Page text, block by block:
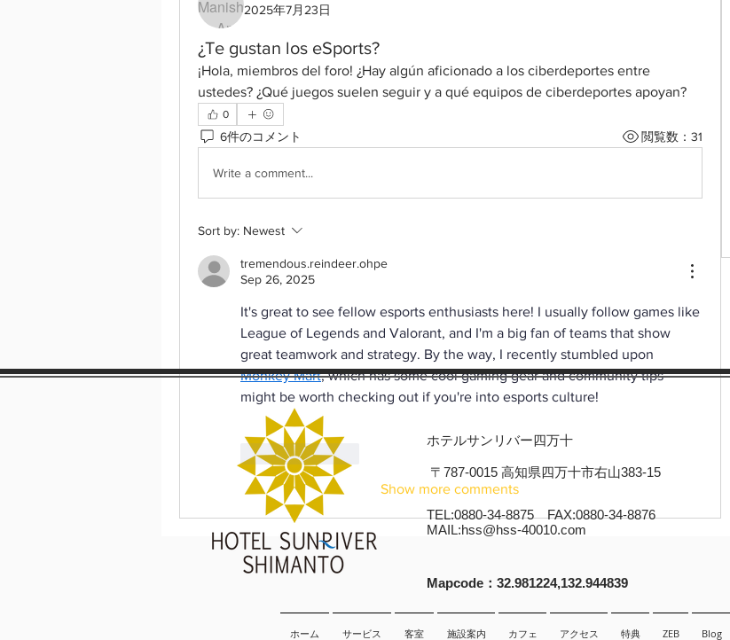
2025年7月23日
¿Te gustan los eSports?
¡Hola, miembros del foro! ¿Hay algún aficionado a los ciberdeportes entre
ustedes? ¿Qué juegos suelen seguir y a qué equipos de ciberdeportes apoyan?
0
6件のコメント 閲覧数：31
Write a comment...
Sort by: Newest
tremendous.reindeer.ohpe
Sep 26, 2025
It's great to see fellow esports enthusiasts here! I usually follow games like
League of Legends and Valorant, and I'm a big fan of teams that show
Monkey Mart, which has some cool gaming gear and community tips—
might be worth checking out if you're into esports culture!
Like Reply
Show more comments
ホテルサンリバー四万十
〒787-0015 高知県四万十市右山383-15
TEL:0880-34-8875 FAX:0880-34-8876
MAIL:hss@hss-40010.com
​Mapcode：32.981224,132.944839
ホーム サービス 客室 施設案内 カフェ アクセス 特典 ZEB Blog